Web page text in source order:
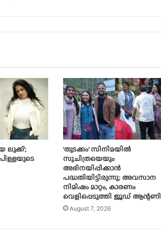
ലുക്ക്’;
‘തുടക്കം’ സിനിമയിൽ
സുചിത്രയെയും
അഭിനയിപ്പിക്കാൻ
പദ്ധതിയിട്ടിരുന്നു; അവസാന
നിമിഷം മാറ്റം, കാരണം
വെളിപ്പെടുത്തി ജൂഡ് ആന്റണി
August 7, 2026